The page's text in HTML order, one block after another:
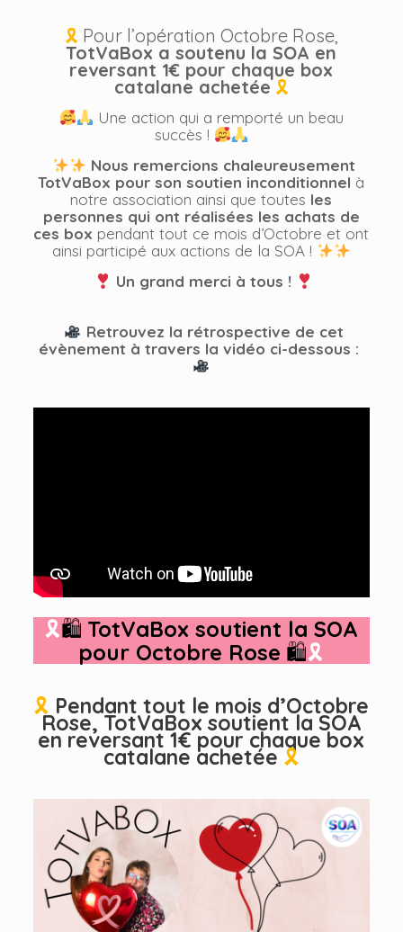
🎗 Pour l’opération Octobre Rose,
TotVaBox a soutenu la SOA en
reversant 1€ pour chaque box
catalane achetée 🎗
Une action qui a remporté un beau
succès !
Nous remercions chaleureusement
TotVaBox pour son soutien inconditionnel à
notre association ainsi que toutes les
personnes qui ont réalisées les achats de
ces box pendant tout ce mois d’Octobre et ont
ainsi participé aux actions de la SOA !
Un grand merci à tous !
Retrouvez la rétrospective de cet
évènement à travers la vidéo ci-dessous :
🎗🛍 TotVaBox soutient la SOA
pour Octobre Rose 🛍🎗
🎗 Pendant tout le mois d’Octobre
Rose, TotVaBox soutient la SOA
en reversant 1€ pour chaque box
catalane achetée 🎗